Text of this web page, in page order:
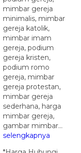
mimbar gereja
minimalis, mimbar
gereja katolik,
mimbar imam
gereja, podium
gereja kristen,
podium romo
gereja, mimbar
gereja protestan,
mimbar gereja
sederhana, harga
mimbar gereja,
gambar mimbar…
selengkapnya